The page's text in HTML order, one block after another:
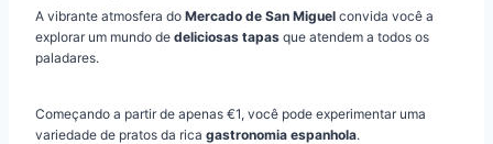
A vibrante atmosfera do Mercado de San Miguel convida você a
explorar um mundo de deliciosas tapas que atendem a todos os
paladares.
Começando a partir de apenas €1, você pode experimentar uma
variedade de pratos da rica gastronomia espanhola.